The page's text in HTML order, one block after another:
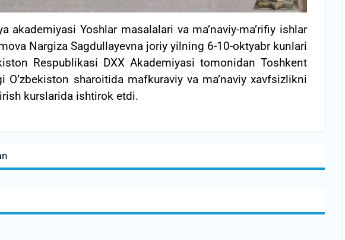
akademiyasi Yoshlar masalalari va ma’naviy-ma’rifiy ishlar
Nargiza Sagdullayevna joriy yilning 6-10-oktyabr kunlari
Respublikasi DXX Akademiyasi tomonidan Toshkent
O’zbekiston sharoitida mafkuraviy va ma’naviy xavfsizlikni
kurslarida ishtirok etdi.